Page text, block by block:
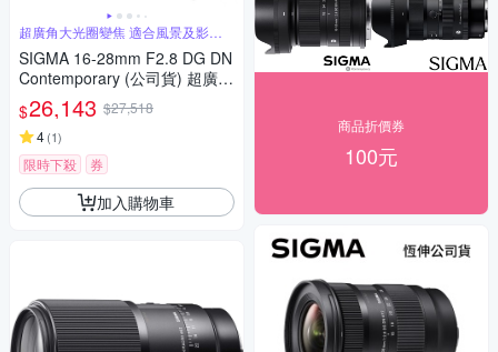
超廣角大光圈變焦 適合風景及影片
錄製
SIGMA 16-28mm F2.8 DG DN
Contemporary (公司貨) 超廣角
大光圈變焦鏡 全片幅微單眼鏡
頭
$26,143 $27,518
4(1)
限時下殺 券
加入購物車
商品折價券
100元